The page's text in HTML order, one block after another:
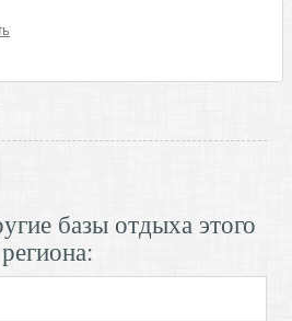
базы отдыха этого
региона: